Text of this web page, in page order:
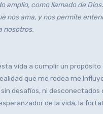
como llamado de
nos ama, y nos permite
nosotros.
vida a cumplir un
que me rodea me
desafíos, ni
de la vida, la